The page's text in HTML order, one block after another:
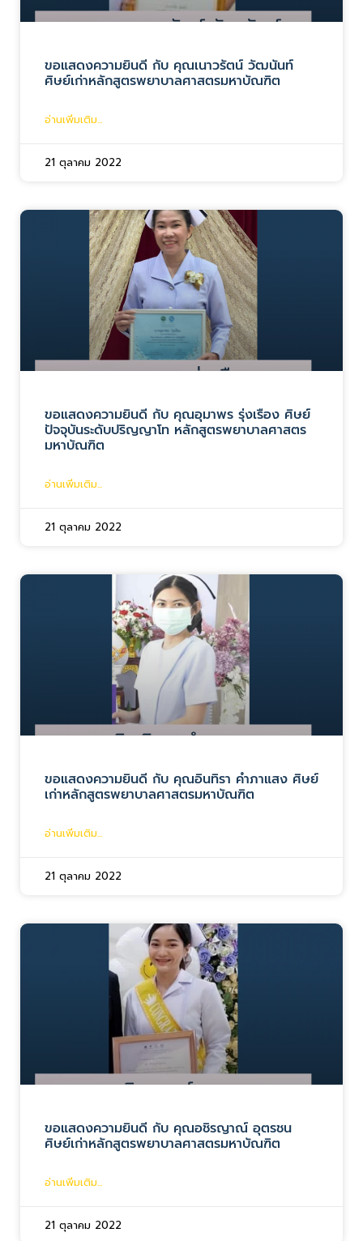
ขอแสดงความยินดี กับ คุณเนาวรัตน์ วัฒนันท์
ศิษย์เก่าหลักสูตรพยาบาลศาสตรมหาบัณฑิต
อ่านเพิ่มเติม...
21 ตุลาคม 2022
ขอแสดงความยินดี กับ คุณอุมาพร รุ่งเรือง ศิษย์
ปัจจุบันระดับปริญญาโท หลักสูตรพยาบาลศาสตร
มหาบัณฑิต
อ่านเพิ่มเติม...
21 ตุลาคม 2022
ขอแสดงความยินดี กับ คุณอินทิรา คำภาแสง ศิษย์
เก่าหลักสูตรพยาบาลศาสตรมหาบัณฑิต
อ่านเพิ่มเติม...
21 ตุลาคม 2022
ขอแสดงความยินดี กับ คุณอชิรญาณ์ อุตรชน
ศิษย์เก่าหลักสูตรพยาบาลศาสตรมหาบัณฑิต
อ่านเพิ่มเติม...
21 ตุลาคม 2022